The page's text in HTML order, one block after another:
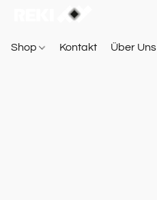
Shop Kontakt Über Uns